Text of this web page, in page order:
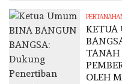
KETUA
TANAH
OLEH